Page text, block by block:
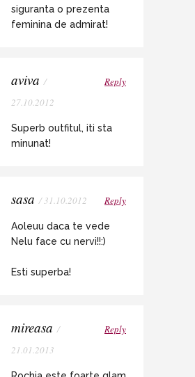
siguranta o prezenta
feminina de admirat!
aviva /
27.10.2012
Reply
Superb outfitul, iti sta
minunat!
sasa / 31.10.2012 Reply
Aoleuu daca te vede
Nelu face cu nervi!!:)
Esti superba!
mireasa /
21.01.2013
Reply